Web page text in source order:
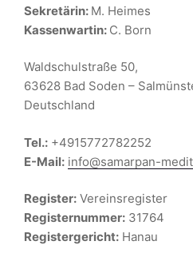
Sekretärin: M. Heimes
Kassenwartin: C. Born
Waldschulstraße 50,
63628 Bad Soden –
Deutschland
Tel.: +4915772782252
E-Mail: info@samarpan-
Register: Vereinsregister
Registernummer: 31764
Registergericht: Hanau